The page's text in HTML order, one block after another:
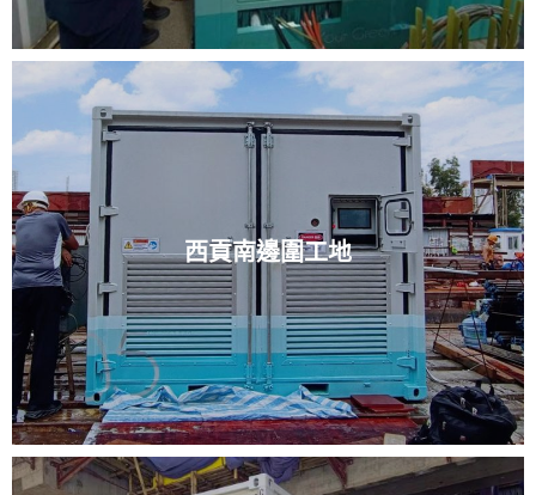
西貢南邊圍工地